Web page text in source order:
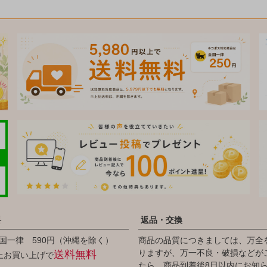
一律 590円（沖縄を除く）
お買い上げで送料無料
返品・交換
商品の品質につきましては、万全
りますが、万一不良・破損などが